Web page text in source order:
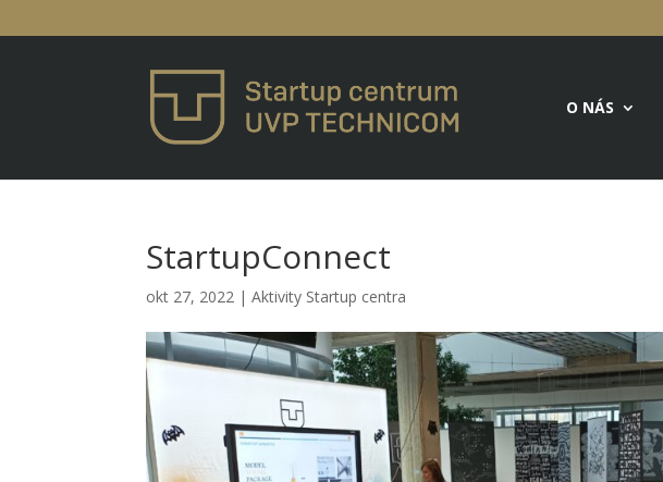
O NÁS
StartupConnect
okt 27, 2022 |Aktivity Startup centra